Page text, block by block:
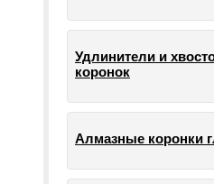
Удлинители и
коронок
Алмазные коронки